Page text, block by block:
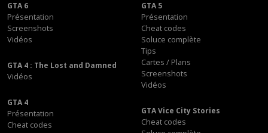
GTA 6
Présentation
Screenshots
Vidéos
GTA 5
Présentation
Cheat codes
Soluce complète
Tips
Cartes / Plans
Screenshots
Vidéos
GTA 4 : The Lost and Damned
Vidéos
GTA 4
Présentation
Cheat codes
GTA Vice City Stories
Cheat codes